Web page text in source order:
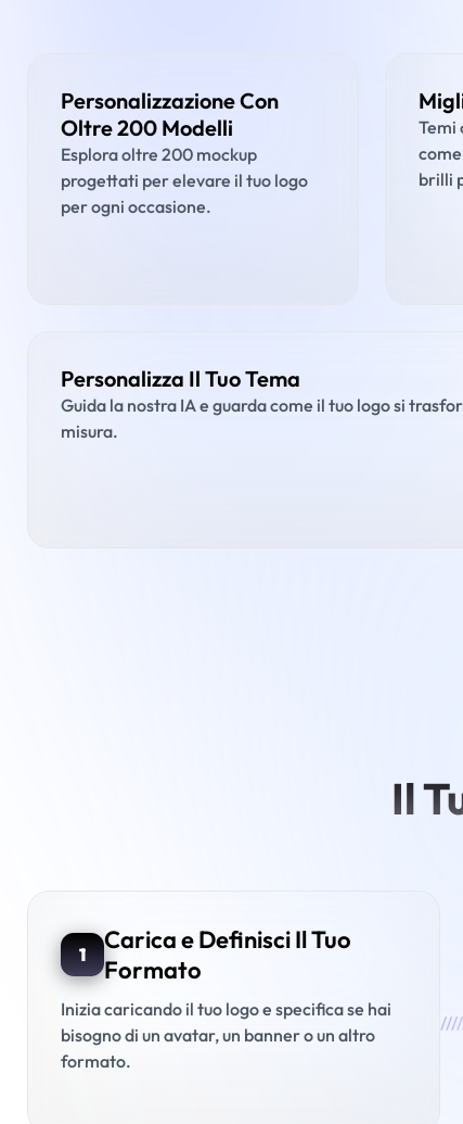
Personalizzazione Con
Oltre 200 Modelli
Esplora oltre 200 mockup
progettati per elevare il tuo logo
per ogni occasione.
Temi
brilli
Personalizza Il Tuo Tema
Guida la nostra IA e guarda come il tuo logo si
misura.
Il
1
Carica e Definisci Il Tuo
Formato
Inizia caricando il tuo logo e specifica se hai
bisogno di un avatar, un banner o un altro
formato.